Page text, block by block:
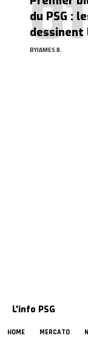
du PSG :
BYJAMES B.
L'info PSG
HOME MERCATO